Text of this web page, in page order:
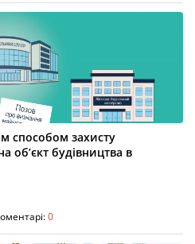
способом захисту
об’єкт будівництва в
0